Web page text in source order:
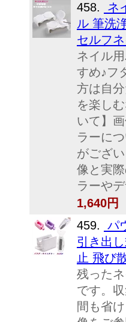
458.
ネ
ル 筆洗
セルフ
ネイル
すめ♪フ
方は自
を楽し
いて】
ラーに
がござ
像と実
ラーや
1,640円
459.
パ
引き出
止 飛び
残った
です。
間も省